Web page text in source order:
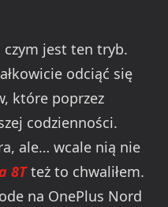
czym jest ten tryb.
odciąć się
które poprzez
codzienności.
ale… wcale nią nie
8Tteż to chwaliłem.
na OnePlus Nord